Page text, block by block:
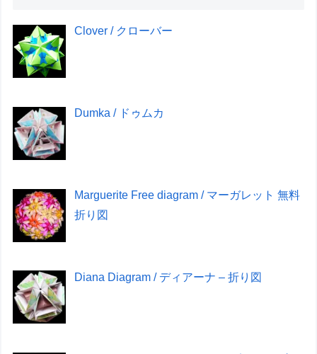
Clover / クローバー
Dumka / ドゥムカ
Marguerite Free diagram / マーガレット 無料
折り図
Diana Diagram / ディアーナ – 折り図